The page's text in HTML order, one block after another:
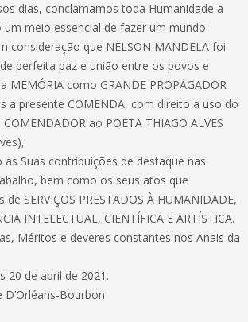
dias, conclamamos toda Humanidade a
meio essencial de fazer um mundo
consideração que NELSON MANDELA foi
perfeita paz e união entre os povos e
MEMÓRIA como GRANDE PROPAGADOR
a presente COMENDA, com direito a uso do
ao POETA THIAGO ALVES
Suas contribuições de destaque nas
bem como os seus atos que
SERVIÇOS PRESTADOS À HUMANIDADE,
INTELECTUAL, CIENTÍFICA E ARTÍSTICA.
Méritos e deveres constantes nos Anais da
20 de abril de 2021.
Bourbon